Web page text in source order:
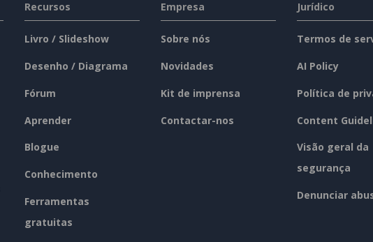
Recursos
Livro / Slideshow
Desenho / Diagrama
Fórum
Aprender
Blogue
Conhecimento
Ferramentas
gratuitas
Empresa
Sobre nós
Novidades
Kit de imprensa
Contactar-nos
Jurídico
Termos de
AI Policy
Política de
Content
Visão geral da
segurança
Denunciar